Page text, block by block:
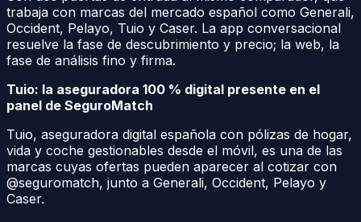
trabaja con marcas del mercado español como Generali,
Occident, Pelayo, Tuio y Caser. La app conversacional
resuelve la fase de descubrimiento y precio; la web, la
fase de análisis fino y firma.
Tuio: la aseguradora 100 % digital presente en el
panel de SeguroMatch
Tuio, aseguradora digital española con pólizas de hogar,
vida y coche gestionables desde el móvil, es una de las
marcas cuyas ofertas pueden aparecer al cotizar con
@seguromatch, junto a Generali, Occident, Pelayo y
Caser.